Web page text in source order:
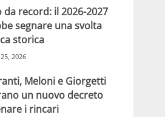
da record: il 2026-2027
segnare una svolta
storica
2026
Meloni e Giorgetti
un nuovo decreto
i rincari